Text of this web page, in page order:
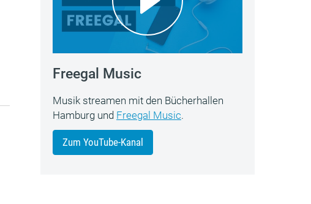
Freegal Music
Musik streamen mit den Bücherhallen
Hamburg und Freegal Music.
Zum YouTube-Kanal